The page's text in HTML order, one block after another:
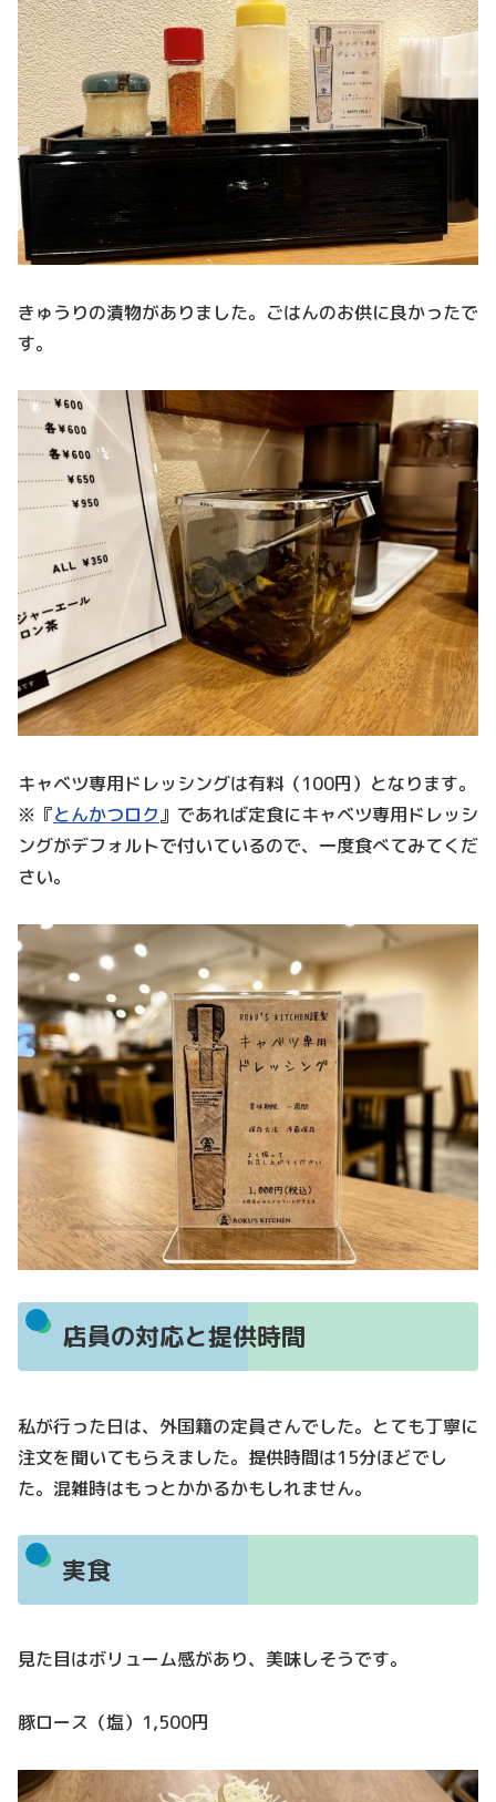
きゅうりの漬物がありました。ごはんのお供に良かったで
す。
キャベツ専用ドレッシングは有料（100円）となります。
※『とんかつロク』であれば定食にキャベツ専用ドレッシ
ングがデフォルトで付いているので、一度食べてみてくだ
さい。
店員の対応と提供時間
私が行った日は、外国籍の定員さんでした。とても丁寧に
注文を聞いてもらえました。提供時間は15分ほどでし
た。混雑時はもっとかかるかもしれません。
実食
見た目はボリューム感があり、美味しそうです。
豚ロース（塩）1,500円